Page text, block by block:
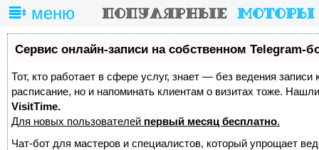
меню
Сервис онлайн-записи на собственном Telegram-
Тот, кто работает в сфере услуг, знает — без ведения
расписание, но и напоминать клиентам о визитах тоже.
VisitTime.
Для новых пользователей первый месяц бесплатно.
Чат-бот для мастеров и специалистов, который упрощает